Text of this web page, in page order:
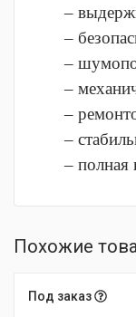
–
–
–
–
–
–
– полная
Похожие
Под заказ